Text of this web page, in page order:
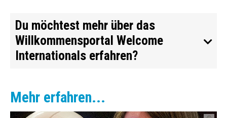
Du möchtest mehr über das
Willkommensportal Welcome
Internationals erfahren?
Mehr erfahren...